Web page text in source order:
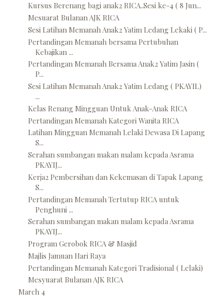
Kursus Berenang bagi anak2 RICA..Sesi ke-4 ( 8 Jun...
Mesuarat Bulanan AJK RICA
Sesi Latihan Memanah Anak2 Yatim Ledang Lekaki ( P...
Pertandingan Memanah bersama Pertubuhan
Kebajikan ...
Pertandingan Memanah Bersama Anak2 Yatim Jasin (
P...
Sesi Latihan Memanah Anak2 Yatim Ledang ( PKAYIL)
...
Kelas Renang Mingguan Untuk Anak-Anak RICA
Pertandingan Memanah Kategori Wanita RICA
Latihan Mingguan Memanah Lelaki Dewasa Di Lapang
S...
Serahan sumbangan makan malam kepada Asrama
PKAYIJ...
Kerja2 Pembersihan dan Kekemasan di Tapak Lapang
S...
Pertandingan Memanah Tertutup RICA untuk
Penghuni ...
Serahan sumbangan makan malam kepada Asrama
PKAYIJ...
Program Gerobok RICA & Masjid
Majlis Jamuan Hari Raya
Pertandingan Memanah Kategori Tradisional ( Lelaki)
Mesyuarat Bulanan AJK RICA
March 4